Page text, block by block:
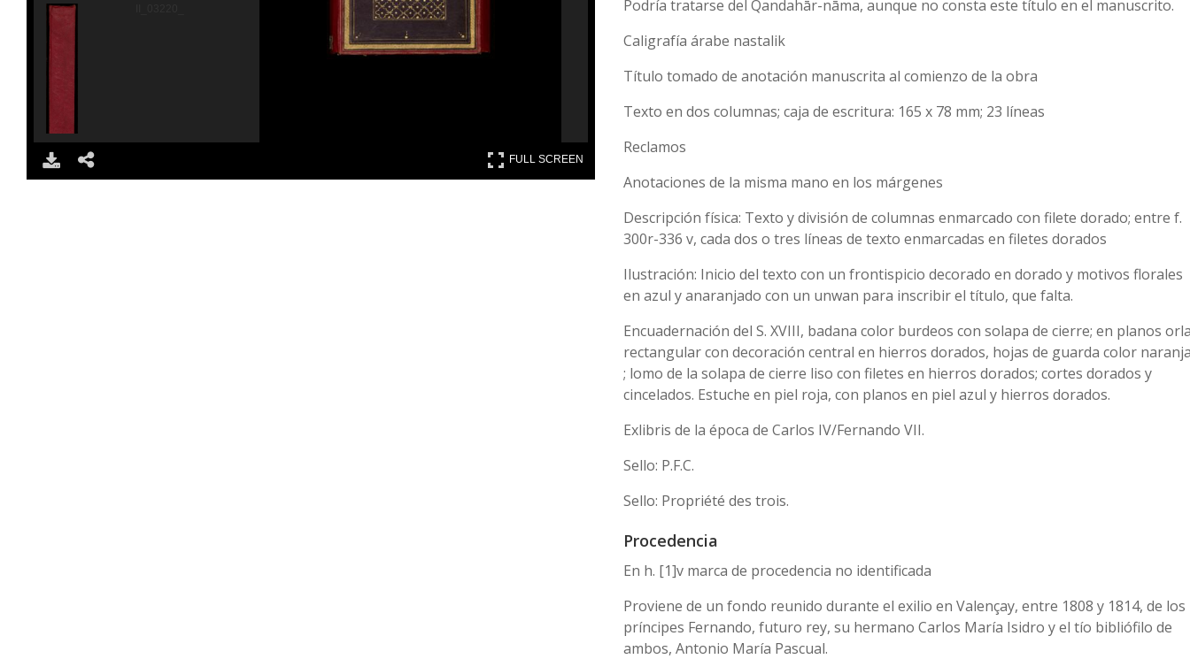
DOWNLOAD
FULL SCREEN
FULL SCREEN
Podría tratarse del Qandahār-nāma, aunque no consta este título en el manuscrito.
Caligrafía árabe nastalik
Título tomado de anotación manuscrita al comienzo de la obra
Texto en dos columnas; caja de escritura: 165 x 78 mm; 23 líneas
Reclamos
Anotaciones de la misma mano en los márgenes
Descripción física: Texto y división de columnas enmarcado con filete dorado; entre f.
300r-336 v, cada dos o tres líneas de texto enmarcadas en filetes dorados
Ilustración: Inicio del texto con un frontispicio decorado en dorado y motivos florales
en azul y anaranjado con un unwan para inscribir el título, que falta.
Encuadernación del S. XVIII, badana color burdeos con solapa de cierre; en planos
rectangular con decoración central en hierros dorados, hojas de guarda color
; lomo de la solapa de cierre liso con filetes en hierros dorados; cortes dorados y
cincelados. Estuche en piel roja, con planos en piel azul y hierros dorados.
Exlibris de la época de Carlos IV/Fernando VII.
Sello: P.F.C.
Sello: Propriété des trois.
Procedencia
En h. [1]v marca de procedencia no identificada
Proviene de un fondo reunido durante el exilio en Valençay, entre 1808 y 1814, de los
príncipes Fernando, futuro rey, su hermano Carlos María Isidro y el tío bibliófilo de
ambos, Antonio María Pascual.